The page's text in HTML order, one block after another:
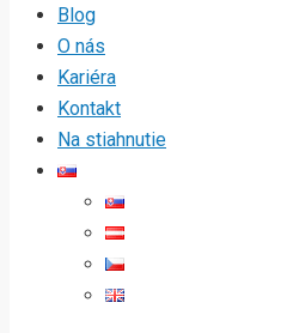
Blog
O nás
Kariéra
Kontakt
Na stiahnutie